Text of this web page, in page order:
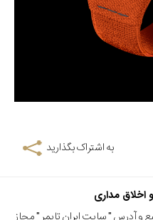
به اشتراک بگذارید
اخلاق مداری
و آدرس "سایت ایران تایمر " مجاز